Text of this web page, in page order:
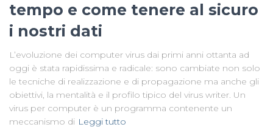
tempo e come tenere al sicuro
i nostri dati
L’evoluzione dei computer virus dai primi anni ottanta ad
oggi è stata rapidissima e radicale: sono cambiate non solo
le tecniche di realizzazione e di propagazione ma anche gli
obiettivi, la mentalità e il profilo tipico del virus writer. Un
virus per computer è un programma contenente un
meccanismo di Leggi tutto